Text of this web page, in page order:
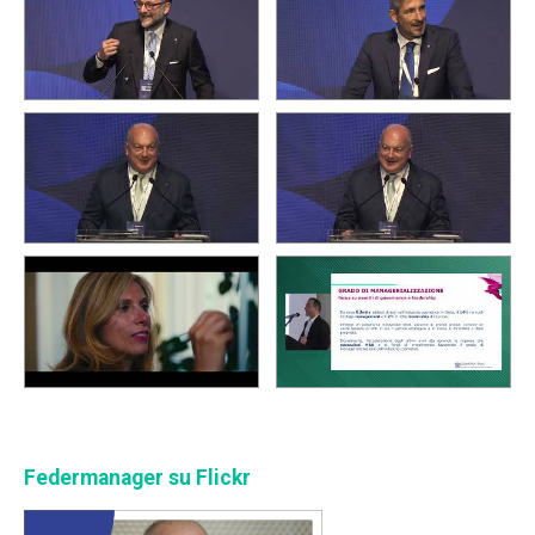
Federmanager su Flickr